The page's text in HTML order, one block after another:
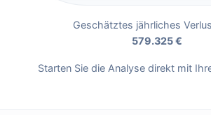
Geschätztes jährliches
579.325 €
Starten Sie die Analyse direkt mit